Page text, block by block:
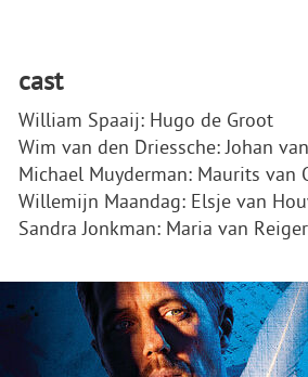
cast
William Spaaij: Hugo de Groot
Wim van den Driessche: Johan
Michael Muyderman: Maurits van
Willemijn Maandag: Elsje van
Sandra Jonkman: Maria van